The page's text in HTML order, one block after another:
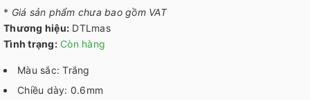
* Giá sản phẩm chưa bao gồm VAT
Thương hiệu: DTLmas
Tình trạng: Còn hàng
Màu sắc: Trắng
Chiều dày: 0.6mm